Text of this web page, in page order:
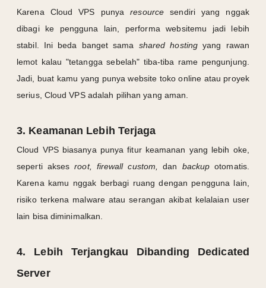
Karena Cloud VPS punyaresourcesendiri yang nggak
dibagi ke pengguna lain, performa websitemu jadi lebih
stabil. Ini beda banget sama shared hostingyang rawan
lemot kalau "tetangga sebelah" tiba-tiba rame pengunjung.
Jadi, buat kamu yang punya website toko online atau proyek
serius, Cloud VPS adalah pilihan yang aman.
3. Keamanan Lebih Terjaga
Cloud VPS biasanya punya fitur keamanan yang lebih oke,
seperti aksesroot, firewall custom, dan backup otomatis.
Karena kamu nggak berbagi ruang dengan pengguna lain,
risiko terkena malware atau serangan akibat kelalaian user
lain bisa diminimalkan.
4. Lebih Terjangkau Dibanding Dedicated
Server